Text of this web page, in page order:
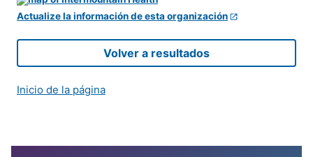
Actualize la información de esta organización
Volver a resultados
Inicio de la página